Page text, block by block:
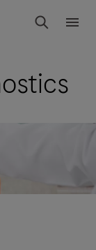
Suchen